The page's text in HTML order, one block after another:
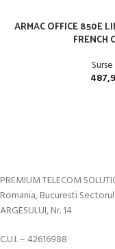
ARMAC OFFICE 850E
FRENCH
PREMIUM TELECOM
Romania, Bucuresti
ARGESULUI, Nr. 14
C.U.I. – 42616988